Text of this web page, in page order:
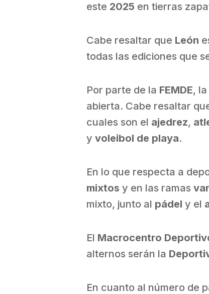
este 2025 en tierras
Cabe resaltar que León
todas las ediciones que
Por parte de la FEMDE, la
abierta. Cabe resaltar
cuales son el ajedrez,
y voleibol de playa.
En lo que respecta a
mixtos y en las ramas
mixto, junto al pádel y el
El Macrocentro
alternos serán la
En cuanto al número de